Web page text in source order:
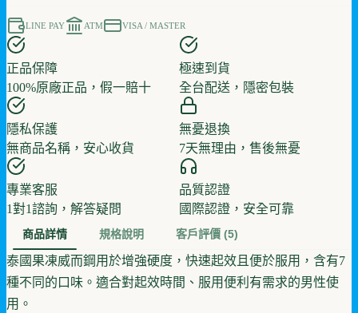
LINE PAY ATM VISA / MASTER
正品保障
100%原廠正品，假一賠十
極速到貨
全台配送，隱密包裝
隱私保護
無商品名稱，安心收貨
無憂退換
7天無理由，售後無憂
專業客服
1對1諮詢，解答疑問
品質認證
國際認證，安全可靠
商品詳情 規格說明 客戶評價 (5)
泰國果凍威而鋼用於增強硬度，快速起效且便於服用，含有7
種不同的口味。適合對起效時間、服用便利有需求的男性使
用。